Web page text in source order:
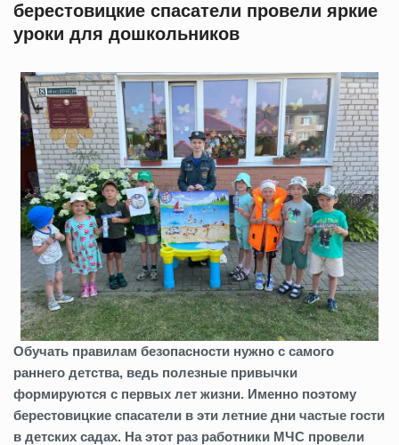
берестовицкие спасатели провели яркие
уроки для дошкольников
Обучать правилам безопасности нужно с самого
раннего детства, ведь полезные привычки
формируются с первых лет жизни. Именно поэтому
берестовицкие спасатели в эти летние дни частые гости
в детских садах. На этот раз работники МЧС провели